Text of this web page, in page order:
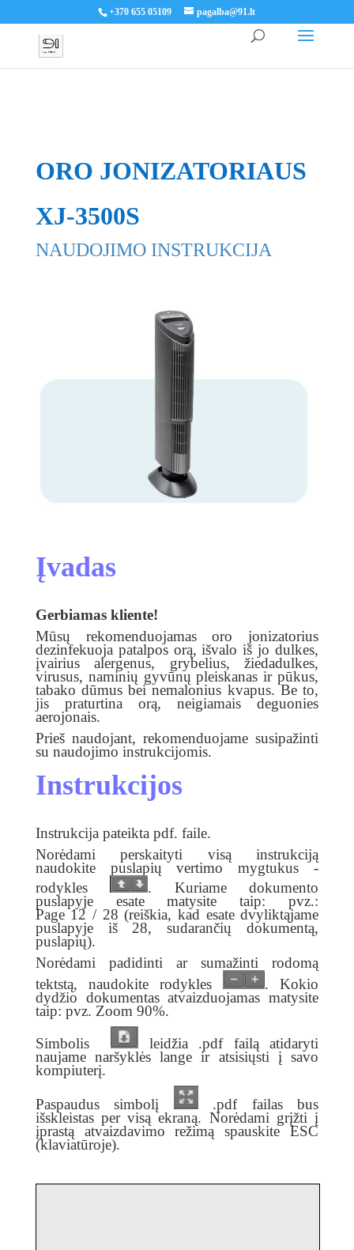
+370 655 05109 pagalba@91.lt
ORO JONIZATORIAUS
XJ-3500S
NAUDOJIMO INSTRUKCIJA
www.osmosas.lt
Įvadas
Gerbiamas kliente!
Mūsų rekomenduojamas oro jonizatorius
dezinfekuoja patalpos orą, išvalo iš jo dulkes,
įvairius alergenus, grybelius, žiedadulkes,
virusus, naminių gyvūnų pleiskanas ir pūkus,
tabako dūmus bei nemalonius kvapus. Be to,
jis praturtina orą, neigiamais deguonies
aerojonais.
Prieš naudojant, rekomenduojame susipažinti
su naudojimo instrukcijomis.
Instrukcijos
Instrukcija pateikta pdf. faile.
Norėdami perskaityti visą instrukciją
naudokite puslapių vertimo mygtukus -
rodykles
. Kuriame dokumento
puslapyje esate matysite taip: pvz.:
Page12 / 28 (reiškia, kad esate dvyliktąjame
puslapyje iš 28, sudarančių dokumentą,
puslapių).
Norėdami padidinti ar sumažinti rodomą
tektstą, naudokite rodykles
. Kokio
dydžio dokumentas atvaizduojamas matysite
taip: pvz. Zoom 90%.
Simbolis
leidžia .pdf failą atidaryti
naujame naršyklės lange ir atsisiųsti į savo
kompiuterį.
Paspaudus simbolį
.pdf failas bus
išskleistas per visą ekraną. Norėdami grįžti į
įprastą atvaizdavimo režimą spauskite ESC
(klaviatūroje).